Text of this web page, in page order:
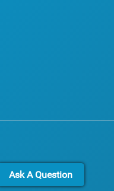
Ask A Question